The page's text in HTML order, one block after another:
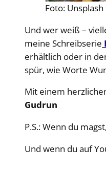
Foto:
Und wer weiß –
meine Schreibserie
erhältlich oder in
spür, wie Worte
Mit einem
Gudrun
P.S.: Wenn du
Und wenn du auf